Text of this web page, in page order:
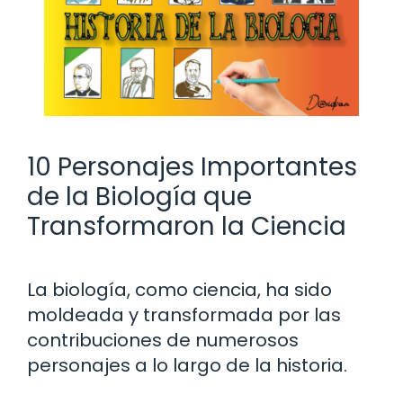
10 Personajes Importantes
de la Biología que
Transformaron la Ciencia
La biología, como ciencia, ha sido
moldeada y transformada por las
contribuciones de numerosos
personajes a lo largo de la historia.